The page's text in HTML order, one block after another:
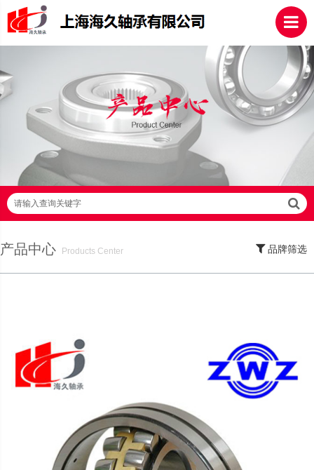
请输入查询关键字
产品中心
Products Center
品牌筛选